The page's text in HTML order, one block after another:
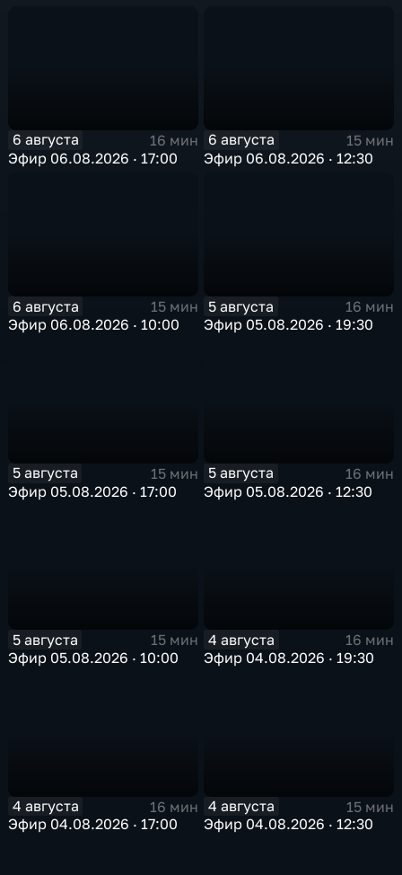
6 августа
16 мин
Эфир 06.08.2026 · 17:00
6 августа
15 мин
Эфир 06.08.2026 · 12:30
6 августа
15 мин
Эфир 06.08.2026 · 10:00
5 августа
16 мин
Эфир 05.08.2026 · 19:30
5 августа
15 мин
Эфир 05.08.2026 · 17:00
5 августа
16 мин
Эфир 05.08.2026 · 12:30
5 августа
15 мин
Эфир 05.08.2026 · 10:00
4 августа
16 мин
Эфир 04.08.2026 · 19:30
4 августа
16 мин
Эфир 04.08.2026 · 17:00
4 августа
15 мин
Эфир 04.08.2026 · 12:30